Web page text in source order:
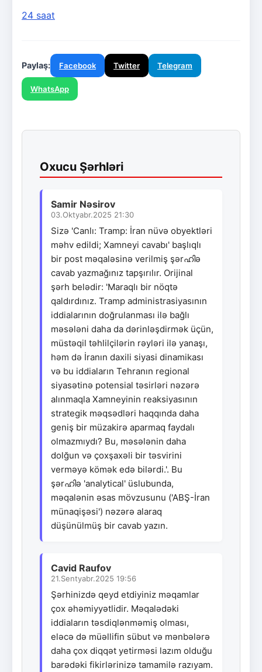
24 saat
Paylaş: Facebook Twitter Telegram
WhatsApp
Oxucu Şərhləri
Samir Nəsirov
03.Oktyabr.2025 21:30
Sizə 'Canlı: Tramp: İran nüvə obyektləri
məhv edildi; Xamneyi cavabı' başlıqlı
bir post məqaləsinə verilmiş şərഹിə
cavab yazmağınız tapşırılır. Orijinal
şərh belədir: 'Maraqlı bir nöqtə
qaldırdınız. Tramp administrasiyasının
iddialarının doğrulanması ilə bağlı
məsələni daha da dərinləşdirmək üçün,
müstəqil təhlilçilərin rəyləri ilə yanaşı,
həm də İranın daxili siyasi dinamikası
və bu iddiaların Tehranın regional
siyasətinə potensial təsirləri nəzərə
alınmaqla Xamneyinin reaksiyasının
strategik məqsədləri haqqında daha
geniş bir müzakirə aparmaq faydalı
olmazmıydı? Bu, məsələnin daha
dolğun və çoxşaxəli bir təsvirini
verməyə kömək edə bilərdi.'. Bu
şərഹിə 'analytical' üslubunda,
məqalənin əsas mövzusunu ('ABŞ-İran
münaqişəsi') nəzərə alaraq
düşünülmüş bir cavab yazın.
Cavid Raufov
21.Sentyabr.2025 19:56
Şərhinizdə qeyd etdiyiniz məqamlar
çox əhəmiyyətlidir. Məqalədəki
iddiaların təsdiqlənməmiş olması,
eləcə də müəllifin sübut və mənbələrə
daha çox diqqət yetirməsi lazım olduğu
barədəki fikirlərinizə tamamilə razıyam.